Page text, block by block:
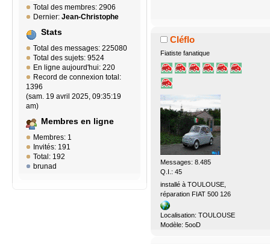
Total des membres: 2906
Dernier: Jean-Christophe
Stats
Total des messages: 225080
Total des sujets: 9524
En ligne aujourd'hui: 220
Record de connexion total:
1396
(sam. 19 avril 2025, 09:35:19
am)
Membres en ligne
Membres: 1
Invités: 191
Total: 192
brunad
Cléflo
Fiatiste fanatique
Messages: 8.485
Q.I.: 45
installé à TOULOUSE,
réparation FIAT 500 126
Localisation: TOULOUSE
Modèle: 5ooD